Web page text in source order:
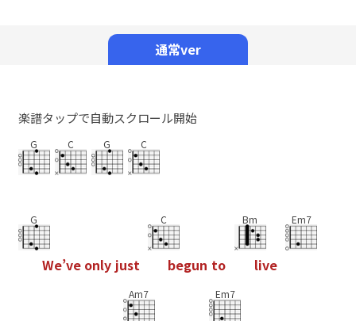
通常ver
楽譜タップで自動スクロール開始
G C G C
G
We’ve only just
C
begun to
Bm
live
Em7
Am7 Em7